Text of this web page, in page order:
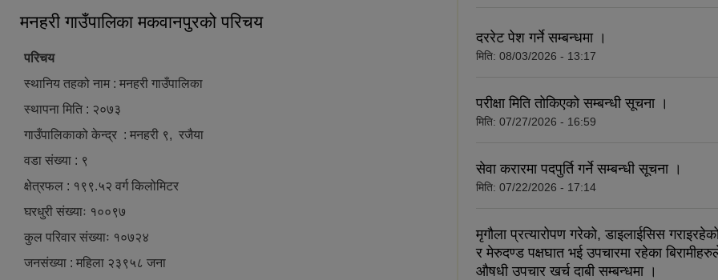
मनहरी गाउँपालिका मकवानपुरको परिचय
परिचय
स्थानिय तहको नाम : मनहरी गाउँपालिका
स्थापना मिति : २०७३
गाउँपालिकाको केन्द्र : मनहरी ९, रजैया
वडा संख्या : ९
क्षेत्रफल : १९९.५२ वर्ग किलोमिटर
घरधुरी संख्याः १००९७
कुल परिवार संख्याः १०७२४
जनसंख्या : महिला २३९५८ जना
दररेट पेश गर्ने सम्बन्धमा ।
मिति: 08/03/2026 - 13:17
परीक्षा मिति तोकिएको सम्बन्धी सूचना ।
मिति: 07/27/2026 - 16:59
सेवा करारमा पदपुर्ति गर्ने सम्बन्धी सूचना ।
मिति: 07/22/2026 - 17:14
मृगौला प्रत्यारोपण गरेको, डाइलाईसिस
र मेरुदण्ड पक्षघात भई उपचारमा रहेका
औषधी उपचार खर्च दाबी सम्बन्धमा ।